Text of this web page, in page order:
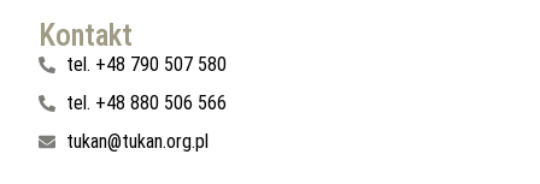
Kontakt
tel. +48 790 507 580
tel. +48 880 506 566
tukan@tukan.org.pl